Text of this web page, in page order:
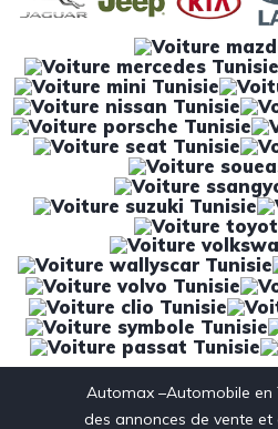
Automax –Automobile en
des annonces de vente